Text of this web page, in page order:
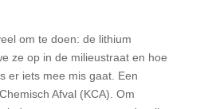
om te doen: de lithium
ze op in de milieustraat en hoe
er iets mee mis gaat. Een
Afval (KCA). Om